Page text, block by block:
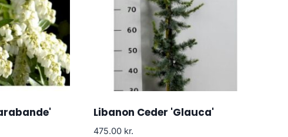
Libanon Ceder 'Glauca'
475.00 kr.